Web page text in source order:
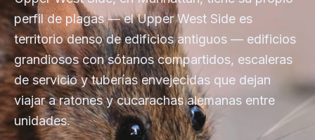
perfil de plagas — el Upper West Side es
territorio denso de edificios antiguos — edificios
grandiosos con sótanos compartidos, escaleras
de servicio y tuberías envejecidas que dejan
viajar a ratones y cucarachas alemanas entre
unidades.